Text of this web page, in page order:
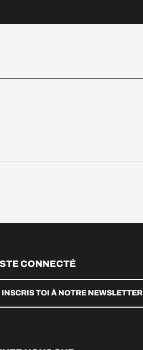
CONNECTÉ
INSCRIS TOI À NOTRE NEWSLETTER